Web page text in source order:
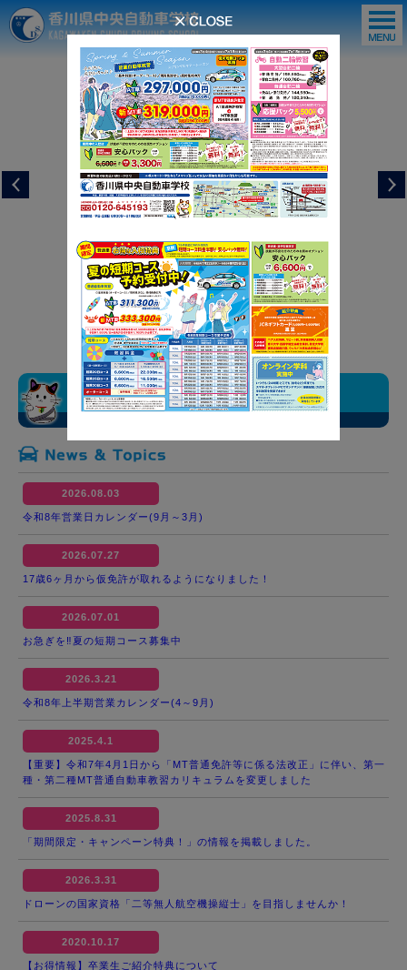
2026.08.03
令和8年営業日カレンダー(9月～3月)
2026.07.27
17歳6ヶ月から仮免許が取れるようになりました！
2026.07.01
お急ぎを‼夏の短期コース募集中
2026.3.21
令和8年上半期営業カレンダー(4～9月)
2025.4.1
【重要】令和7年4月1日から「MT普通免許等に係る法改正」に伴い、第一
種・第二種MT普通自動車教習カリキュラムを変更しました
2025.8.31
「期間限定・キャンペーン特典！」の情報を掲載しました。
2026.3.31
ドローンの国家資格「二等無人航空機操縦士」を目指しませんか！
2020.10.17
【お得情報】卒業生ご紹介特典について